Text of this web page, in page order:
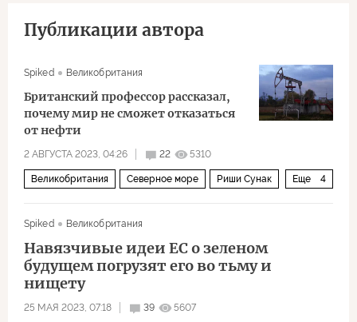
Публикации автора
Spiked Великобритания
Британский профессор рассказал,
почему мир не сможет отказаться
от нефти
2 АВГУСТА 2023, 04:26 22 5310
Еще 4
Великобритания Северное море Риши Сунак
Spiked
Великобритания
Навязчивые идеи ЕС о зеленом
будущем погрузят его во тьму и
нищету
25 МАЯ 2023, 07:18 39 5607